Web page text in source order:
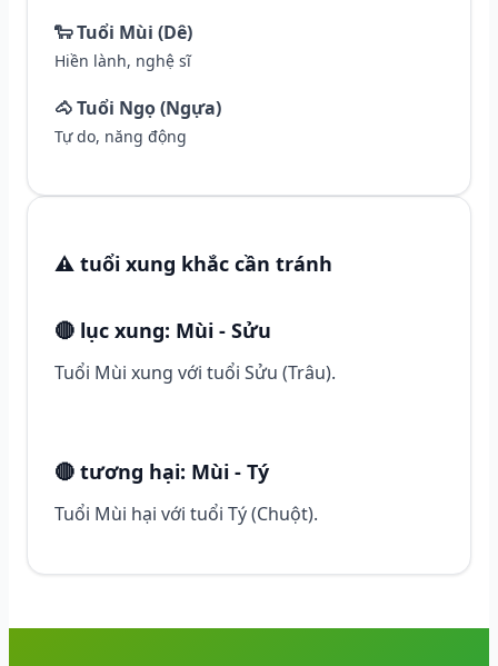
🐑 Tuổi Mùi (Dê)
Hiền lành, nghệ sĩ
🐴 Tuổi Ngọ (Ngựa)
Tự do, năng động
⚠️ tuổi xung khắc cần tránh
🔴 lục xung: Mùi - Sửu
Tuổi Mùi xung với tuổi Sửu (Trâu).
🔴 tương hại: Mùi - Tý
Tuổi Mùi hại với tuổi Tý (Chuột).